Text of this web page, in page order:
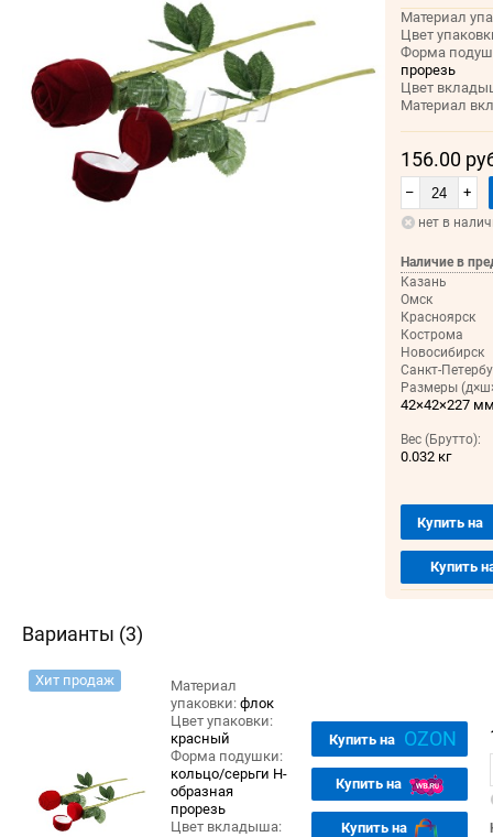
Материал
Цвет
Форма
прорезь
Цвет
Материал
156.00
– +
нет в
Наличие в
Казань
Омск
Красноярск
Кострома
Новосибирск
Санкт-
Размеры
42×42×227
Вес (Брутто):
0.032 кг
Купить на
Купить
Варианты (3)
Хит продаж
Материал
упаковки: флок
Цвет упаковки:
красный
Форма подушки:
кольцо/серьги Н-
образная
прорезь
Цвет вкладыша:
Купить на OZON
Купить на
Купить на